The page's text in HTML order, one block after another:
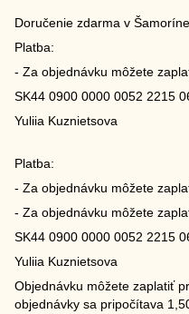
Doručenie zdarma v
Platba:
- Za objednávku môžete
SK44 0900 0000 0052 2215
Yuliia Kuznietsova
Platba:
- Za objednávku môžete
- Za objednávku môžete
SK44 0900 0000 0052 2215
Yuliia Kuznietsova
Objednávku môžete zaplatiť
objednávky sa pripočítava